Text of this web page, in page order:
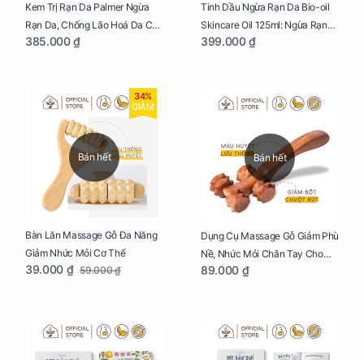
Kem Trị Rạn Da Palmer Ngừa
Rạn Da, Chống Lão Hoá Da Cho
Mẹ Bầu Tuýp 125g
385.000 ₫
Tinh Dầu Ngừa Rạn Da Bio-oil
Skincare Oil 125ml: Ngừa Rạn
Da, Chăm Sóc Da Toàn Diện
399.000 ₫
Bán hết
34%
GIẢM
Bàn Lăn Massage Gỗ Đa Năng
Giảm Nhức Mỏi Cơ Thể
39.000 ₫ 59.000 ₫
Bán hết
Dụng Cụ Massage Gỗ Giảm Phù
Nề, Nhức Mỏi Chân Tay Cho
Mẹ Bầu
89.000 ₫